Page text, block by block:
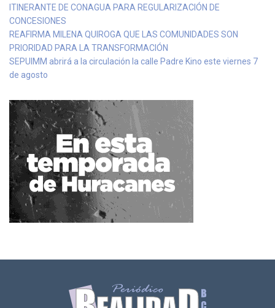
ITINERANTE DE CONAGUA PARA REGULARIZACIÓN DE
CONCESIONES
REAFIRMA MILENA QUIROGA QUE LAS COMUNIDADES SON
PRIORIDAD PARA LA TRANSFORMACIÓN
SEPUIMM abrirá a la circulación la calle Padre Kino este viernes 7
de agosto